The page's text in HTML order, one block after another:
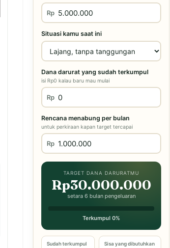
Rp
Situasi kamu saat ini
Dana darurat yang sudah terkumpul
isi Rp0 kalau baru mau mulai
Rp
Rencana menabung per bulan
untuk perkiraan kapan target tercapai
Rp
TARGET DANA DARURATMU
Rp30.000.000
setara 6 bulan pengeluaran
Terkumpul 0%
Sudah terkumpul Sisa yang dibutuhkan